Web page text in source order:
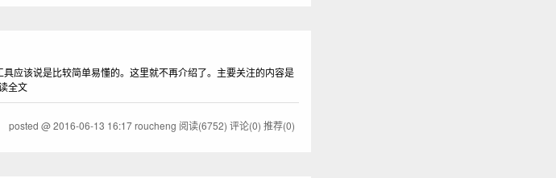
应该说是比较简单易懂的。这里就不再介绍了。主要关注的内容是
全文
posted @2016-06-13 16:17roucheng 阅读(6752) 评论(0) 推荐(0)